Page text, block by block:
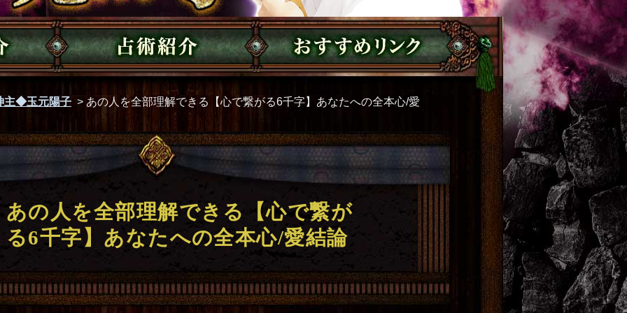
主◆玉元陽子 > あの人を全部理解できる【心で繋がる6千字】あなたへの全本心/愛
あの人を全部理解できる【心で繋が
る6千字】あなたへの全本心/愛結論